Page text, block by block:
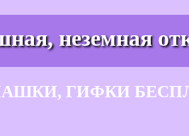
неземная
ГИФКИ